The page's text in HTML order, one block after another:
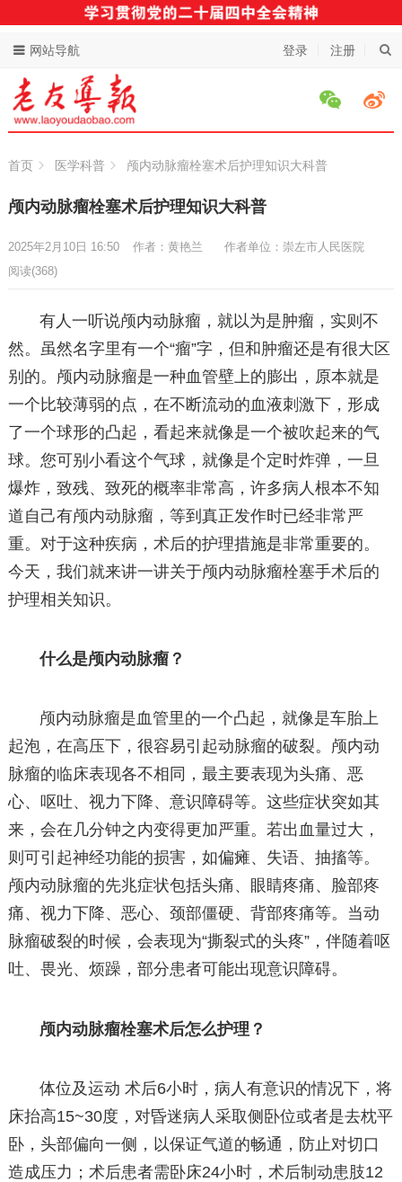
登录 注册
网站导航
首页 医学科普 颅内动脉瘤栓塞术后护理知识大科普
颅内动脉瘤栓塞术后护理知识大科普
作者：黄艳兰 作者单位：崇左市人民医院
2025年2月10日 16:50
阅读(368)
有人一听说颅内动脉瘤，就以为是肿瘤，实则不
然。虽然名字里有一个“瘤”字，但和肿瘤还是有很大区
别的。颅内动脉瘤是一种血管壁上的膨出，原本就是
一个比较薄弱的点，在不断流动的血液刺激下，形成
了一个球形的凸起，看起来就像是一个被吹起来的气
球。您可别小看这个气球，就像是个定时炸弹，一旦
爆炸，致残、致死的概率非常高，许多病人根本不知
道自己有颅内动脉瘤，等到真正发作时已经非常严
重。对于这种疾病，术后的护理措施是非常重要的。
今天，我们就来讲一讲关于颅内动脉瘤栓塞手术后的
护理相关知识。
什么是颅内动脉瘤？
颅内动脉瘤是血管里的一个凸起，就像是车胎上
起泡，在高压下，很容易引起动脉瘤的破裂。颅内动
脉瘤的临床表现各不相同，最主要表现为头痛、恶
心、呕吐、视力下降、意识障碍等。这些症状突如其
来，会在几分钟之内变得更加严重。若出血量过大，
则可引起神经功能的损害，如偏瘫、失语、抽搐等。
颅内动脉瘤的先兆症状包括头痛、眼睛疼痛、脸部疼
痛、视力下降、恶心、颈部僵硬、背部疼痛等。当动
脉瘤破裂的时候，会表现为“撕裂式的头疼”，伴随着呕
吐、畏光、烦躁，部分患者可能出现意识障碍。
颅内动脉瘤栓塞术后怎么护理？
体位及运动 术后6小时，病人有意识的情况下，将
床抬高15~30度，对昏迷病人采取侧卧位或者是去枕平
卧，头部偏向一侧，以保证气道的畅通，防止对切口
造成压力；术后患者需卧床24小时，术后制动患肢12